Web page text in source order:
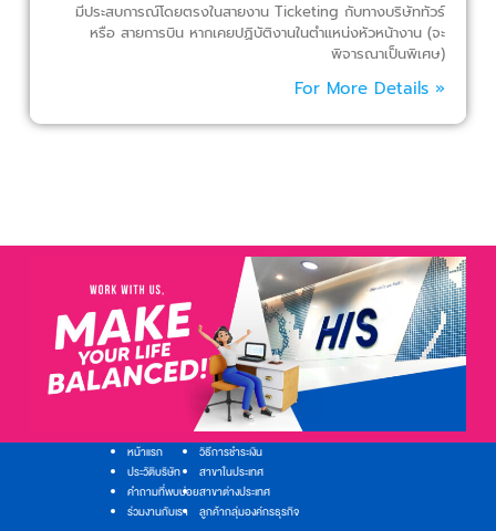
มีประสบการณ์โดยตรงในสายงาน Ticketing กับทางบริษัททัวร์
หรือ สายการบิน หากเคยปฏิบัติงานในตำแหน่งหัวหน้างาน (จะ
พิจารณาเป็นพิเศษ)
For More Details »
หน้าแรก
ประวัติบริษัท
คำถามที่พบบ่อย
ร่วมงานกับเรา
วิธีการชำระเงิน
สาขาในประเทศ
สาขาต่างประเทศ
ลูกค้ากลุ่มองค์กรธุรกิจ